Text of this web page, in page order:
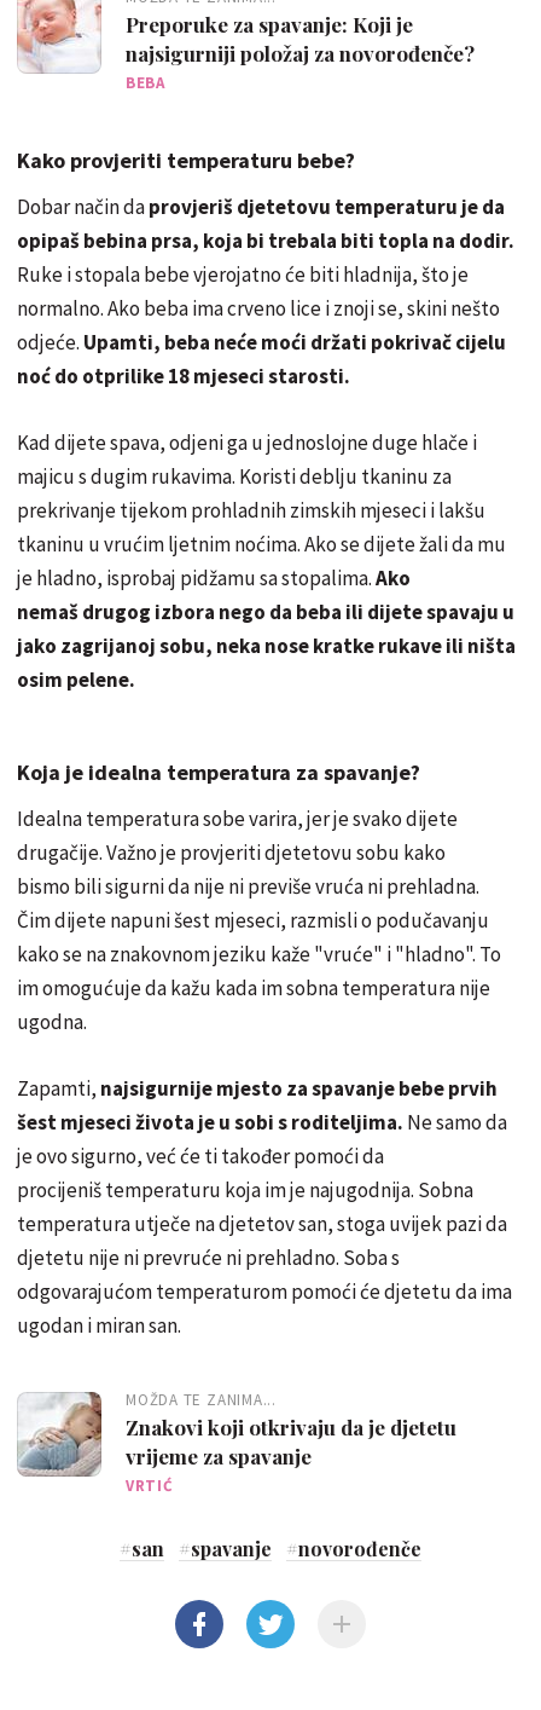
Preporuke za spavanje: Koji je
najsigurniji položaj za novorođenče?
BEBA
Kako provjeriti temperaturu bebe?
Dobar način daprovjeriš djetetovu temperaturu je da
opipaš bebina prsa, koja bi trebala biti topla na dodir.
Ruke i stopala bebe vjerojatno će biti hladnija, što je
normalno. Ako beba ima crveno lice i znoji se, skini nešto
odjeće. Upamti, beba neće moći držati pokrivač cijelu
noć do otprilike 18 mjeseci starosti.
Kad dijete spava, odjeni ga u jednoslojne duge hlače i
majicu s dugim rukavima. Koristi deblju tkaninu za
prekrivanje tijekom prohladnih zimskih mjeseci i lakšu
tkaninu u vrućim ljetnim noćima. Ako se dijete žali da mu
je hladno, isprobaj pidžamu sa stopalima.Ako
nemaš drugog izbora nego da beba ili dijete spavaju u
jako zagrijanoj sobu, neka nose kratke rukave ili ništa
osim pelene.
Koja je idealna temperatura za spavanje?
Idealna temperatura sobe varira, jer je svako dijete
drugačije. Važno je provjeriti djetetovu sobu kako
bismo bili sigurni da nije ni previše vruća ni prehladna.
Čim dijete napuni šest mjeseci, razmisli o podučavanju
kako se na znakovnom jeziku kaže "vruće" i "hladno". To
im omogućuje da kažu kada im sobna temperatura nije
ugodna.
Zapamti, najsigurnije mjesto za spavanje bebe prvih
šest mjeseci života je u sobi s roditeljima. Ne samo da
je ovo sigurno, već će ti također pomoći da
procijeniš temperaturu koja im je najugodnija. Sobna
temperatura utječe na djetetov san, stoga uvijek pazi da
djetetu nije ni prevruće ni prehladno. Soba s
odgovarajućom temperaturom pomoći će djetetu da ima
ugodan i miran san.
MOŽDA TE ZANIMA...
Znakovi koji otkrivaju da je djetetu
vrijeme za spavanje
VRTIĆ
#san #spavanje #novorođenče